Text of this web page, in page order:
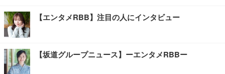
【エンタメRBB】注目の人にインタビュー
【坂道グループニュース】ーエンタメRBBー